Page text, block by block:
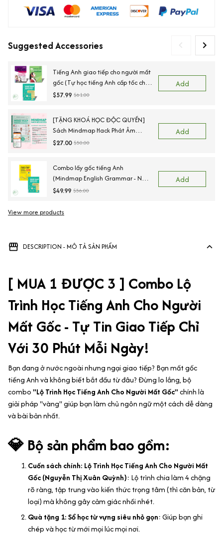
Suggested Accessories
Tiếng Anh giao tiếp cho người mất
gốc (Tự học tiếng Anh cấp tốc cho
người mới bắt đầu+Tự học nghe
$57.99 $61.00
Add
[TẶNG KHOÁ HỌC ĐỘC QUYỀN]
Sách Mindmap Hack Phát Âm
Tiếng Anh Cho Người Mới Bắt Đầu,
$27.00 $50.00
Add
Combo lấy gốc tiếng Anh
(Mindmap English Grammar - Ngữ
Pháp Tiếng Anh Bằng Sơ Đồ Tư
- Từ Vựng Tiếng Anh Qua Sơ Đồ
$49.99 $56.00
Add
View more products
DESCRIPTION - MÔ TẢ SẢN PHẨM
[ MUA 1 ĐƯỢC 3 ] Combo Lộ
Trình Học Tiếng Anh Cho Người
Mất Gốc - Tự Tin Giao Tiếp Chỉ
Với 30 Phút Mỗi Ngày!
Bạn đang ở nước ngoài nhưng ngại giao tiếp? Bạn mất gốc
tiếng Anh và không biết bắt đầu từ đâu? Đừng lo lắng, bộ
combo"Lộ Trình Học Tiếng Anh Cho Người Mất Gốc"chính là
giải pháp "vàng" giúp bạn làm chủ ngôn ngữ một cách dễ dàng
và bài bản nhất.
💎 Bộ sản phẩm bao gồm:
Cuốn sách chính: Lộ Trình Học Tiếng Anh Cho Người Mất
Gốc (Nguyễn Thị Xuân Quỳnh): Lộ trình chia làm 4 chặng
rõ ràng, tập trung vào kiến thức trọng tâm (thì căn bản, từ
loại) mà không gây cảm giác nhồi nhét.
Quà tặng 1: Sổ học từ vựng siêu nhỏ gọn: Giúp bạn ghi
chép và học từ mới mọi lúc mọi nơi.